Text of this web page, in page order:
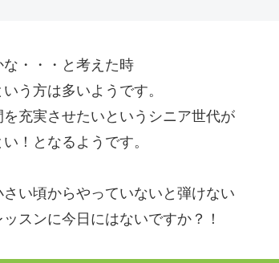
・・・と考えた時
う方は多いようです。
充実させたいというシニア世代が
！となるようです。
い頃からやっていないと弾けない
スンに今日にはないですか？！